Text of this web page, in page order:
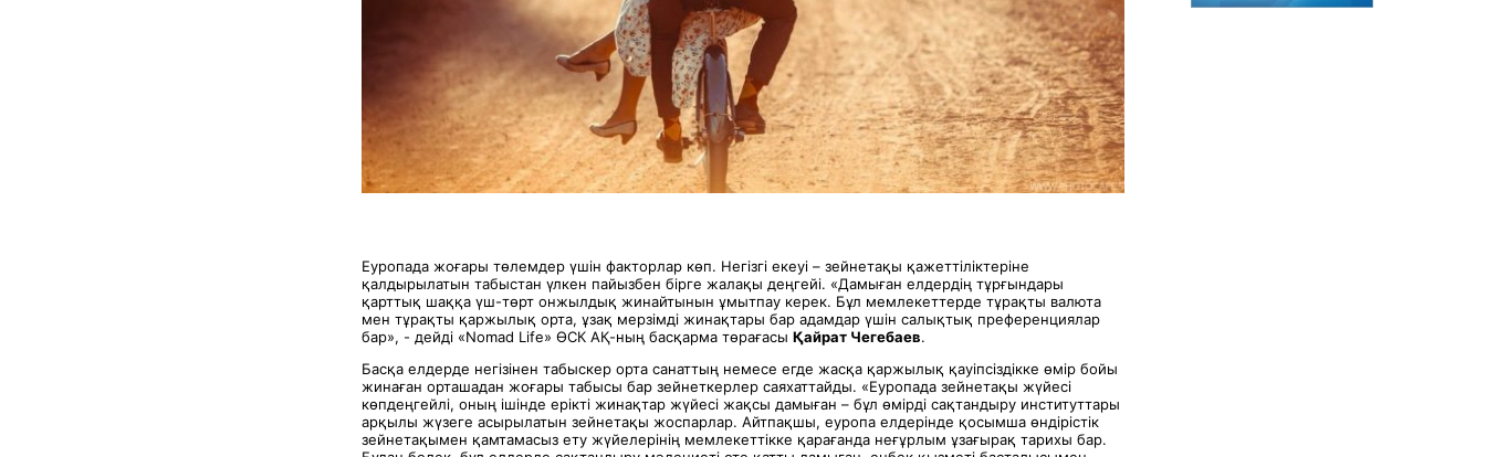
Еуропада жоғары төлемдер үшін факторлар көп. Негізгі екеуі – зейнетақы қажеттіліктеріне
қалдырылатын табыстан үлкен пайызбен бірге жалақы деңгейі. «Дамыған елдердің тұрғындары
қарттық шаққа үш-төрт онжылдық жинайтынын ұмытпау керек. Бұл мемлекеттерде тұрақты валюта
мен тұрақты қаржылық орта, ұзақ мерзімді жинақтары бар адамдар үшін салықтық преференциялар
бар», - дейді «Nomad Life» ӨСК АҚ-ның басқарма төрағасы Қайрат Чегебаев.
Басқа елдерде негізінен табыскер орта санаттың немесе егде жасқа қаржылық қауіпсіздікке өмір бойы
жинаған орташадан жоғары табысы бар зейнеткерлер саяхаттайды. «Еуропада зейнетақы жүйесі
көпдеңгейлі, оның ішінде ерікті жинақтар жүйесі жақсы дамыған – бұл өмірді сақтандыру институттары
арқылы жүзеге асырылатын зейнетақы жоспарлар. Айтпақшы, еуропа елдерінде қосымша өндірістік
зейнетақымен қамтамасыз ету жүйелерінің мемлекеттікке қарағанда неғұрлым ұзағырақ тарихы бар.